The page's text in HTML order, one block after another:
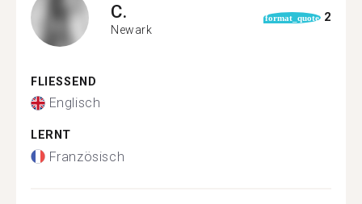
C.
Newark
format_quote 2
FLIESSEND
Englisch
LERNT
Französisch